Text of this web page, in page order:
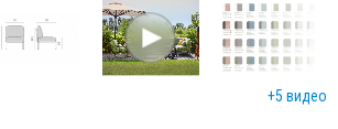
+5 видео